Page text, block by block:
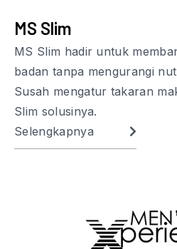
MS Slim
MS Slim hadir untuk
badan tanpa mengurangi
Susah mengatur takaran
Slim solusinya.
Selengkapnya